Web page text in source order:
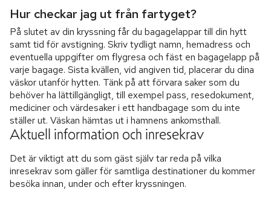
Hur checkar jag ut från fartyget?
På slutet av din kryssning får du bagagelappar till din hytt
samt tid för avstigning. Skriv tydligt namn, hemadress och
eventuella uppgifter om flygresa och fäst en bagagelapp på
varje bagage. Sista kvällen, vid angiven tid, placerar du dina
väskor utanför hytten. Tänk på att förvara saker som du
behöver ha lättillgängligt, till exempel pass, resedokument,
mediciner och värdesaker i ett handbagage som du inte
ställer ut. Väskan hämtas ut i hamnens ankomsthall.
Aktuell information och inresekrav
Det är viktigt att du som gäst själv tar reda på vilka
inresekrav som gäller för samtliga destinationer du kommer
besöka innan, under och efter kryssningen.